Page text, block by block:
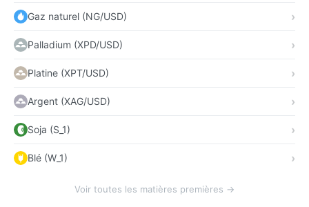
Gaz naturel (NG/USD)
Palladium (XPD/USD)
Platine (XPT/USD)
Argent (XAG/USD)
Soja (S_1)
Blé (W_1)
Voir toutes les matières premières →